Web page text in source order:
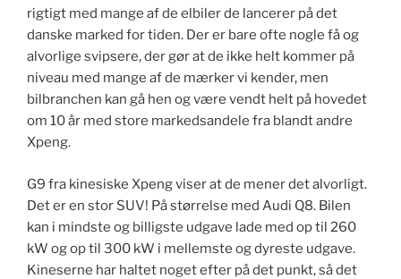
rigtigt med mange af de elbiler de lancerer på det
danske marked for tiden. Der er bare ofte nogle få og
alvorlige svipsere, der gør at de ikke helt kommer på
niveau med mange af de mærker vi kender, men
bilbranchen kan gå hen og være vendt helt på hovedet
om 10 år med store markedsandele fra blandt andre
Xpeng.
G9 fra kinesiske Xpeng viser at de mener det alvorligt.
Det er en stor SUV! På størrelse med Audi Q8. Bilen
kan i mindste og billigste udgave lade med op til 260
kW og op til 300 kW i mellemste og dyreste udgave.
Kineserne har haltet noget efter på det punkt, så det